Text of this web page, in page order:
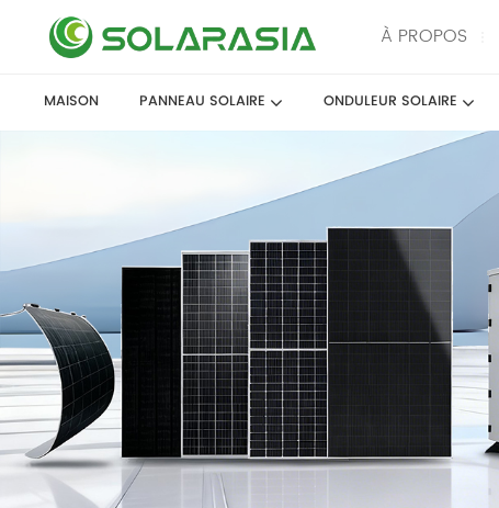
À PROPOS
MAISON PANNEAU SOLAIRE ONDULEUR SOLAIRE